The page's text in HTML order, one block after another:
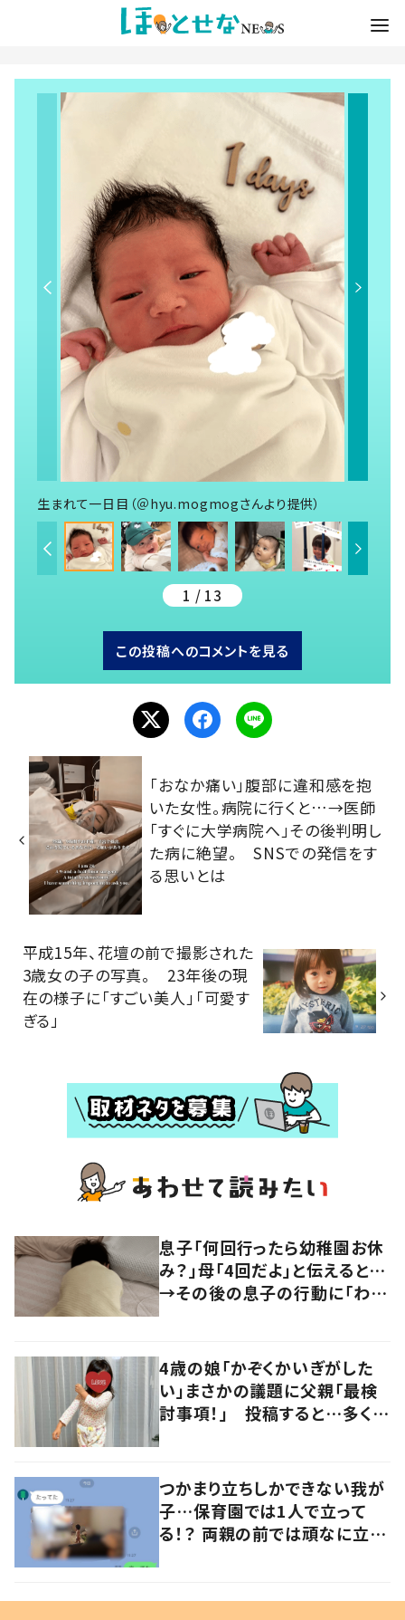
生まれて一日目（＠hyu.mogmogさんより提供）
1 / 13
この投稿へのコメントを見る
「おなか痛い」腹部に違和感を抱
いた女性。病院に行くと…→医師
「すぐに大学病院へ」その後判明し
た病に絶望。 SNSでの発信をす
る思いとは
平成15年、花壇の前で撮影された
3歳女の子の写真。 23年後の現
在の様子に「すごい美人」「可愛す
ぎる」
息子「何回行ったら幼稚園お休
み？」母「4回だよ」と伝えると…
→その後の息子の行動に「わか
4歳の娘「かぞくかいぎがした
い」まさかの議題に父親「最検
討事項！」 投稿すると…多くの
つかまり立ちしかできない我が
子…保育園では1人で立って
る！？ 両親の前では頑なに立た